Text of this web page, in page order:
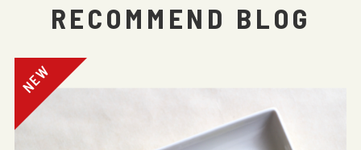
RECOMMEND BLOG